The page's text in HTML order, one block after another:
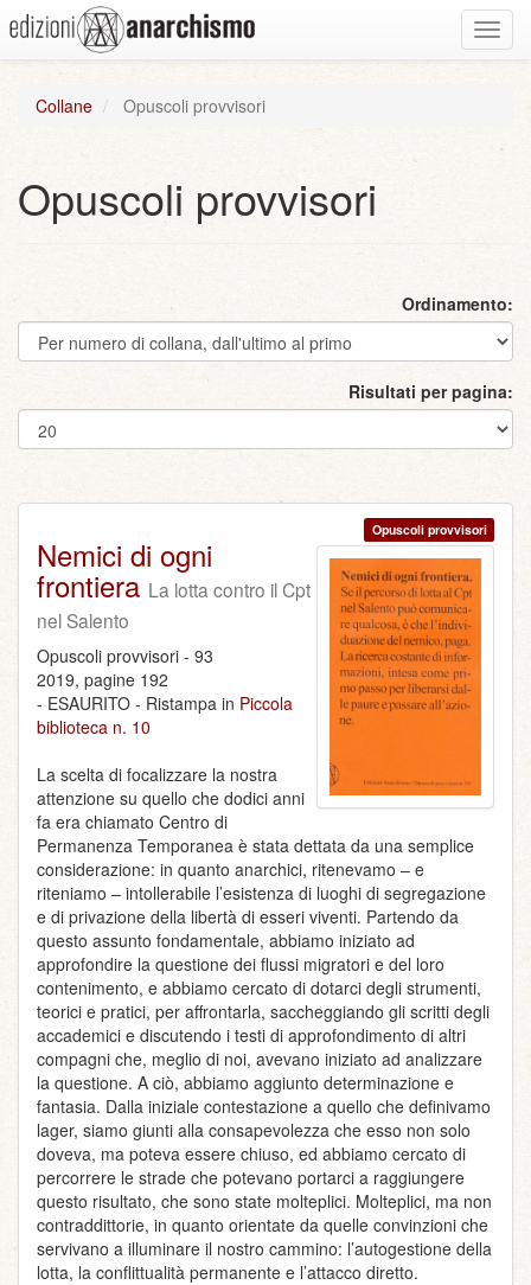
Collane Opuscoli provvisori
Opuscoli provvisori
Ordinamento:
Risultati per pagina:
Opuscoli provvisori
Nemici di ogni
frontiera La lotta contro il Cpt
nel Salento
Opuscoli provvisori - 93
2019, pagine 192
- ESAURITO - Ristampa in Piccola
biblioteca n. 10
La scelta di focalizzare la nostra
attenzione su quello che dodici anni
fa era chiamato Centro di
Permanenza Temporanea è stata dettata da una semplice
considerazione: in quanto anarchici, ritenevamo – e
riteniamo – intollerabile l’esistenza di luoghi di segregazione
e di privazione della libertà di esseri viventi. Partendo da
questo assunto fondamentale, abbiamo iniziato ad
approfondire la questione dei flussi migratori e del loro
contenimento, e abbiamo cercato di dotarci degli strumenti,
teorici e pratici, per affrontarla, saccheggiando gli scritti degli
accademici e discutendo i testi di approfondimento di altri
compagni che, meglio di noi, avevano iniziato ad analizzare
la questione. A ciò, abbiamo aggiunto determinazione e
fantasia. Dalla iniziale contestazione a quello che definivamo
lager, siamo giunti alla consapevolezza che esso non solo
doveva, ma poteva essere chiuso, ed abbiamo cercato di
percorrere le strade che potevano portarci a raggiungere
questo risultato, che sono state molteplici. Molteplici, ma non
contraddittorie, in quanto orientate da quelle convinzioni che
servivano a illuminare il nostro cammino: l’autogestione della
lotta, la conflittualità permanente e l’attacco diretto.